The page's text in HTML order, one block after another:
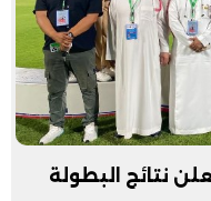
نتائج البطولة